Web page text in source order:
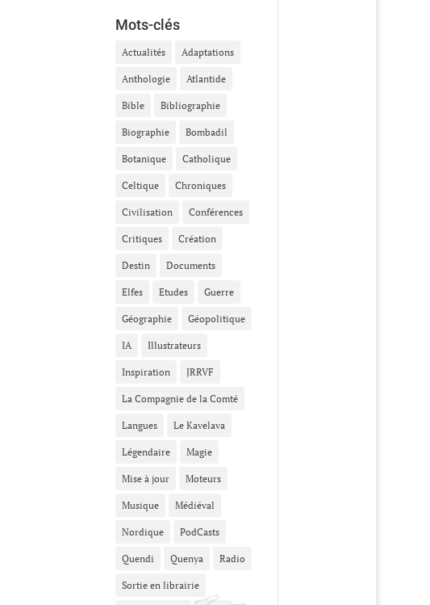
Mots-clés
Actualités Adaptations
Anthologie Atlantide
Bible Bibliographie
Biographie Bombadil
Botanique Catholique
Celtique Chroniques
Civilisation Conférences
Critiques Création
Destin Documents
Elfes Etudes Guerre
Géographie Géopolitique
IA Illustrateurs
Inspiration JRRVF
La Compagnie de la Comté
Langues Le Kavelava
Légendaire Magie
Mise à jour Moteurs
Musique Médiéval
Nordique PodCasts
Quendi Quenya Radio
Sortie en librairie